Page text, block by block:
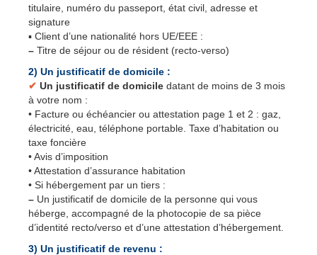
titulaire, numéro du passeport, état civil, adresse et
signature
▪ Client d’une nationalité hors UE/EEE :
– Titre de séjour ou de résident (recto-verso)
2) Un justificatif de domicile :
✔ Un justificatif de domicile datant de moins de 3 mois
à votre nom :
• Facture ou échéancier ou attestation page 1 et 2 : gaz,
électricité, eau, téléphone portable. Taxe d’habitation ou
taxe foncière
• Avis d’imposition
• Attestation d’assurance habitation
• Si hébergement par un tiers :
– Un justificatif de domicile de la personne qui vous
héberge, accompagné de la photocopie de sa pièce
d’identité recto/verso et d’une attestation d’hébergement.
3) Un justificatif de revenu :